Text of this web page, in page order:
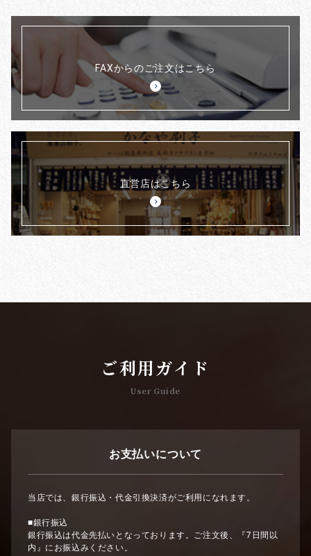
FAXからのご注文はこちら
直営店はこちら
ご利用ガイド
User Guide
お支払いについて
当店では、銀行振込・代金引換決済がご利用になれます。
■銀行振込
銀行振込は代金先払いとなっております。ご注文後、『7日間以
内』にお振込みください。